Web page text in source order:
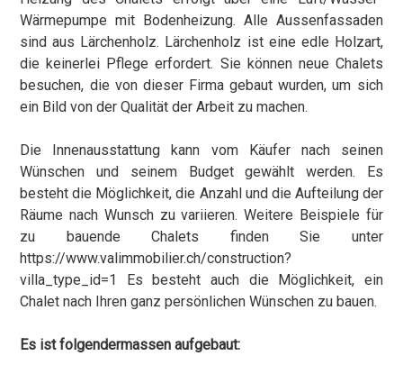
Wärmepumpe mit Bodenheizung. Alle Aussenfassaden
sind aus Lärchenholz. Lärchenholz ist eine edle Holzart,
die keinerlei Pflege erfordert. Sie können neue Chalets
besuchen, die von dieser Firma gebaut wurden, um sich
ein Bild von der Qualität der Arbeit zu machen.
Die Innenausstattung kann vom Käufer nach seinen
Wünschen und seinem Budget gewählt werden. Es
besteht die Möglichkeit, die Anzahl und die Aufteilung der
Räume nach Wunsch zu variieren. Weitere Beispiele für
zu bauende Chalets finden Sie unter
https://www.valimmobilier.ch/construction?
villa_type_id=1 Es besteht auch die Möglichkeit, ein
Chalet nach Ihren ganz persönlichen Wünschen zu bauen.
Es ist folgendermassen aufgebaut: